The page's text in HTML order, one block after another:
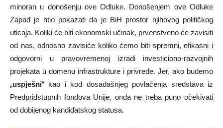
minoran u donošenju ove Odluke. Donošenjem ove Odluke
Zapad je htio pokazati da je BiH prostor njihovog političkog
uticaja. Koliki će biti ekonomski učinak, prvenstveno će zavisiti
od nas, odnosno zavisiće koliko ćemo biti spremni, efikasni i
odgovorni u pravovremenoj izradi investiciono-razvojnih
projekata u domenu infrastrukture i privrede. Jer, ako budemo
„uspješni“ kao i kod dosadašnjeg povlačenja sredstava iz
Predpridstupnih fondova Unije, onda ne treba puno očekivati
od dobijenog kandidatskog statusa.